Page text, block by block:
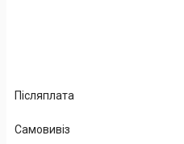
Післяплата
Самовивіз